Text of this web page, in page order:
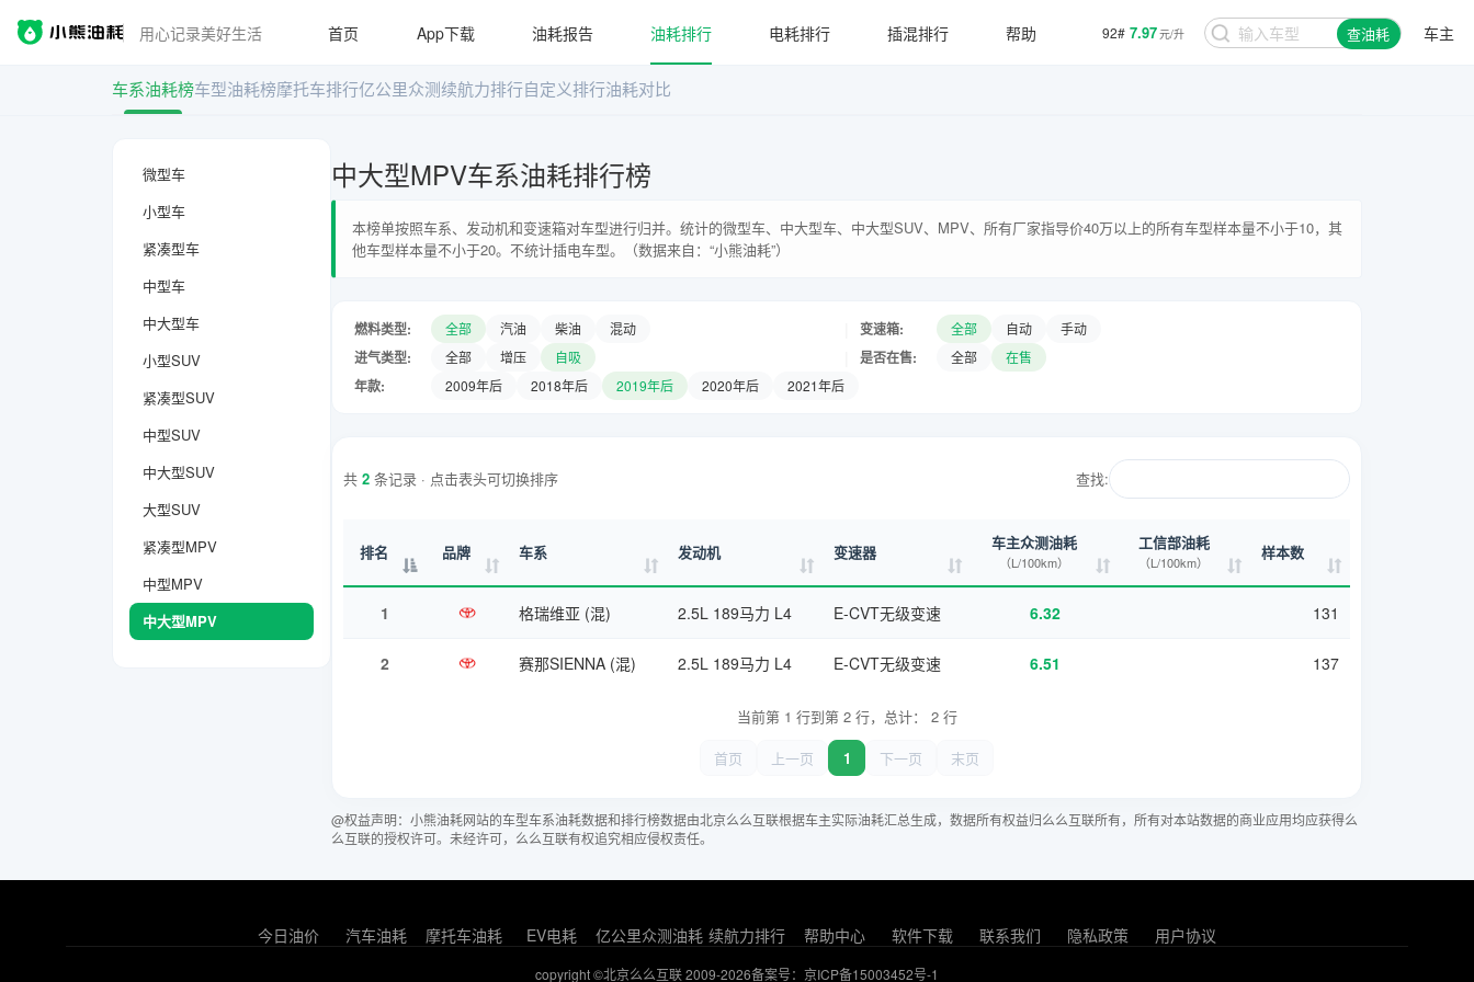
用心记录美好生活 92# 7.97元/升 查油耗 车主
首页 App下载 油耗报告 油耗排行 电耗排行 插混排行 帮助
车系油耗榜车型油耗榜摩托车排行亿公里众测续航力排行自定义排行油耗对比
微型车
小型车
紧凑型车
中型车
中大型车
小型SUV
紧凑型SUV
中型SUV
中大型SUV
大型SUV
紧凑型MPV
中型MPV
中大型MPV
中大型MPV车系油耗排行榜
本榜单按照车系、发动机和变速箱对车型进行归并。统计的微型车、中大型车、中大型SUV、MPV、所有厂家指导价40万以上的所有车型样本量不小于10，其
他车型样本量不小于20。不统计插电车型。（数据来自：“小熊油耗”）
燃料类型: 全部 汽油 柴油 混动 变速箱: 全部 自动 手动
进气类型: 全部 增压 自吸 是否在售: 全部 在售
年款: 2009年后 2018年后 2019年后 2020年后 2021年后
共 2 条记录 · 点击表头可切换排序 查找:
排名 品牌 车系 发动机 变速器 车主众测油耗
（L/100km）
工信部油耗
（L/100km） 样本数
1 格瑞维亚 (混) 2.5L 189马力 L4 E-CVT无级变速 6.32 131
2 赛那SIENNA (混) 2.5L 189马力 L4 E-CVT无级变速 6.51 137
当前第 1 行到第 2 行，总计： 2 行
首页
上一页 1 下一页 末页
@权益声明：小熊油耗网站的车型车系油耗数据和排行榜数据由北京么么互联根据车主实际油耗汇总生成，数据所有权益归么么互联所有，所有对本站数据的商业应用均应获得么
么互联的授权许可。未经许可，么么互联有权追究相应侵权责任。
今日油价 汽车油耗 摩托车油耗 EV电耗 亿公里众测油耗 续航力排行 帮助中心 软件下载 联系我们 隐私政策 用户协议
copyright ©北京么么互联 2009-2026备案号：京ICP备15003452号-1